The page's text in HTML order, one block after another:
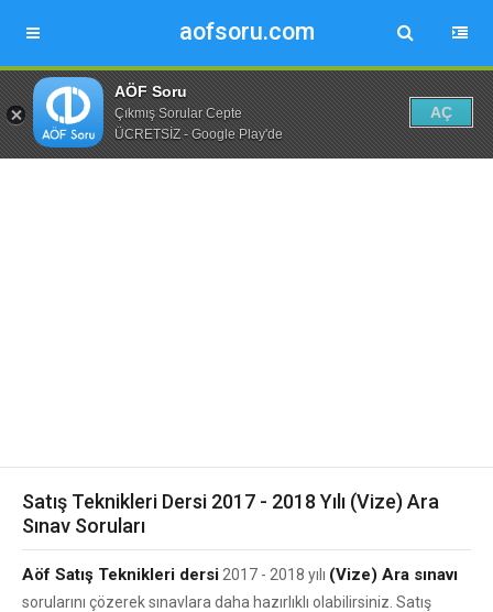
aofsoru.com
AÖF Soru
Çıkmış Sorular Cepte
ÜCRETSİZ - Google Play'de
AÇ
Satış Teknikleri Dersi 2017 - 2018 Yılı (Vize) Ara
Sınav Soruları
Aöf Satış Teknikleri dersi 2017 - 2018 yılı (Vize) Ara sınavı
sorularını çözerek sınavlara daha hazırlıklı olabilirsiniz. Satış